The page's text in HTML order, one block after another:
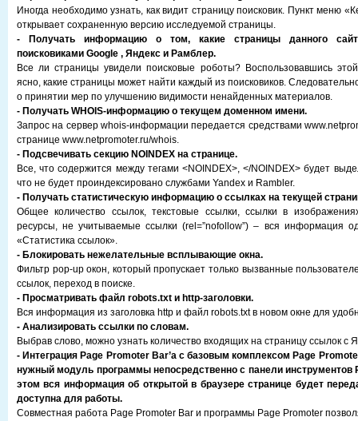
Иногда необходимо узнать, как видит страницу поисковик. Пункт меню
открывает сохраненную версию исследуемой страницы.
- Получать информацию о том, какие страницы данного
поисковиками Google , Яндекс и Рамблер.
Все ли страницы увидели поисковые роботы? Воспользовавшись
ясно, какие страницы может найти каждый из поисковиков.
о принятии мер по улучшению видимости ненайденных материалов.
- Получать WHOIS-информацию о текущем доменном имени.
Запрос на сервер whois-информации передается средствами
странице www.netpromoter.ru/whois.
- Подсвечивать секцию NOINDEX на странице.
Все, что содержится между тегами <NOINDEX>, </NOINDEX> будет
что не будет проиндексировано службами Yandex и Rambler.
- Получать статистическую информацию о ссылках на текущей
Общее количество ссылок, текстовые ссылки, ссылки в
ресурсы, не учитываемые ссылки (rel=”nofollow”) – вся информация
«Статистика ссылок».
- Блокировать нежелательные всплывающие окна.
Фильтр pop-up окон, который пропускает только вызванные
ссылок, переход в поиске.
- Просматривать файл robots.txt и http-заголовки.
Вся информация из заголовка http и файл robots.txt в новом окне для
- Анализировать ссылки по словам.
Выбрав слово, можно узнать количество входящих на страницу ссылок с
- Интеграция Page Promoter Bar’a с базовым комплексом Page
нужный модуль программы непосредственно с панели инструментов
этом вся информация об открытой в браузере странице будет
доступна для работы.
Совместная работа Page Promoter Bar и программы Page Promoter